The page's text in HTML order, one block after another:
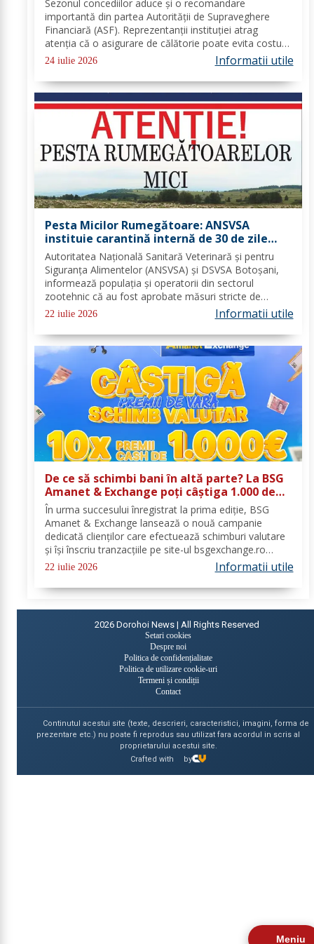
Meniu
mii de euro
Sezonul concediilor aduce și o recomandare
importantă din partea Autorității de Supraveghere
Financiară (ASF). Reprezentanții instituției atrag
atenția că o asigurare de călătorie poate evita costuri
uriașe în cazul unor probleme medicale, al anulării
24 iulie 2026 Informatii utile
Pesta Micilor Rumegătoare: ANSVSA
instituie carantină internă de 30 de zile
pentru ovine și caprine
Autoritatea Națională Sanitară Veterinară și pentru
Siguranța Alimentelor (ANSVSA) și DSVSA Botoșani,
informează populația și operatorii din sectorul
zootehnic că au fost aprobate măsuri stricte de
urgență pe întreg teritoriul României. Decizia nr. 1,
emisă de Comitetul Național pentru Situații de...
22 iulie 2026 Informatii utile
De ce să schimbi bani în altă parte? La BSG
Amanet & Exchange poți câștiga 1.000 de
euro cash!
În urma succesului înregistrat la prima ediție, BSG
Amanet & Exchange lansează o nouă campanie
dedicată clienților care efectuează schimburi valutare
și își înscriu tranzacțiile pe site-ul bsgexchange.ro
Operațiunile pot fi realizate în agenții în perioada 20
22 iulie 2026 Informatii utile
2026 Dorohoi News | All Rights Reserved
Setari cookies
Despre noi
Politica de confidențialitate
Politica de utilizare cookie-uri
Termeni și condiții
Contact
Continutul acestui site (texte, descrieri, caracteristici, imagini, forma de
prezentare etc.) nu poate fi reprodus sau utilizat fara acordul in scris al
proprietarului acestui site.
Crafted with
by